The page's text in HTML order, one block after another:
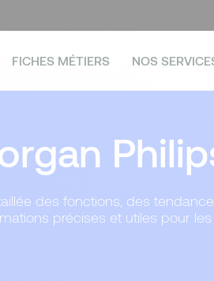
FICHES MÉTIERS NOS
des fonctions, des
précises et utiles pour les